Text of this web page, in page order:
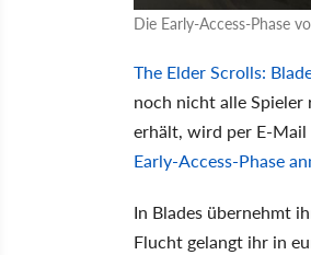
Die Early-Access-Phase
The Elder Scrolls:
noch nicht alle
erhält, wird per E-
Early-Access-Phase
In Blades übernehmt
Flucht gelangt ihr in